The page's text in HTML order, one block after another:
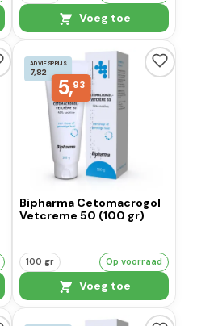
Voeg toe
ADVIESPRIJS
7,82
5,93
Bipharma Cetomacrogol
Vetcreme 50 (100 gr)
100 gr Op voorraad
Voeg toe